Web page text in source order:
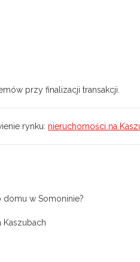
przy finalizacji transakcji.
rynku: nieruchomości na
domu w Somoninie?
Kaszubach